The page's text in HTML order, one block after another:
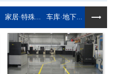
家居·特殊... 车库·地下...